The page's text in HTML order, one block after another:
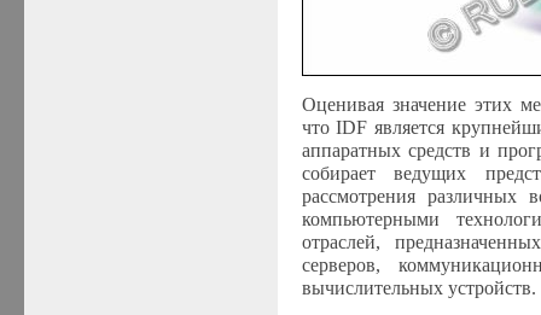
Оценивая значение этих
чтоIDF является
аппаратных средств и
собирает ведущих
рассмотрения различных
компьютерными
отраслей,
серверов,
вычислительных устройств.